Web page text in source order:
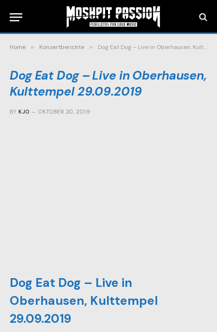
Home » Konzertberichte » Dog Eat Dog – Live in Oberhausen, Kulttempel 29.09.2019
Dog Eat Dog – Live in Oberhausen,
Kulttempel 29.09.2019
BY KJO OKTOBER 20, 2019
Dog Eat Dog – Live in
Oberhausen, Kulttempel
29.09.2019